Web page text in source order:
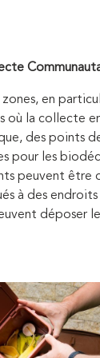
zones, en
où la collecte
des points
pour les
peuvent être
à des
déposer